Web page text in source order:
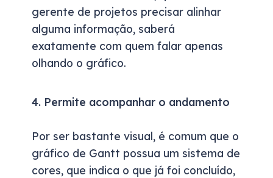
gerente de projetos precisar alinhar
alguma informação, saberá
exatamente com quem falar apenas
olhando o gráfico.
4. Permite acompanhar o andamento
Por ser bastante visual, é comum que o
gráfico de Gantt possua um sistema de
cores, que indica o que já foi concluído,